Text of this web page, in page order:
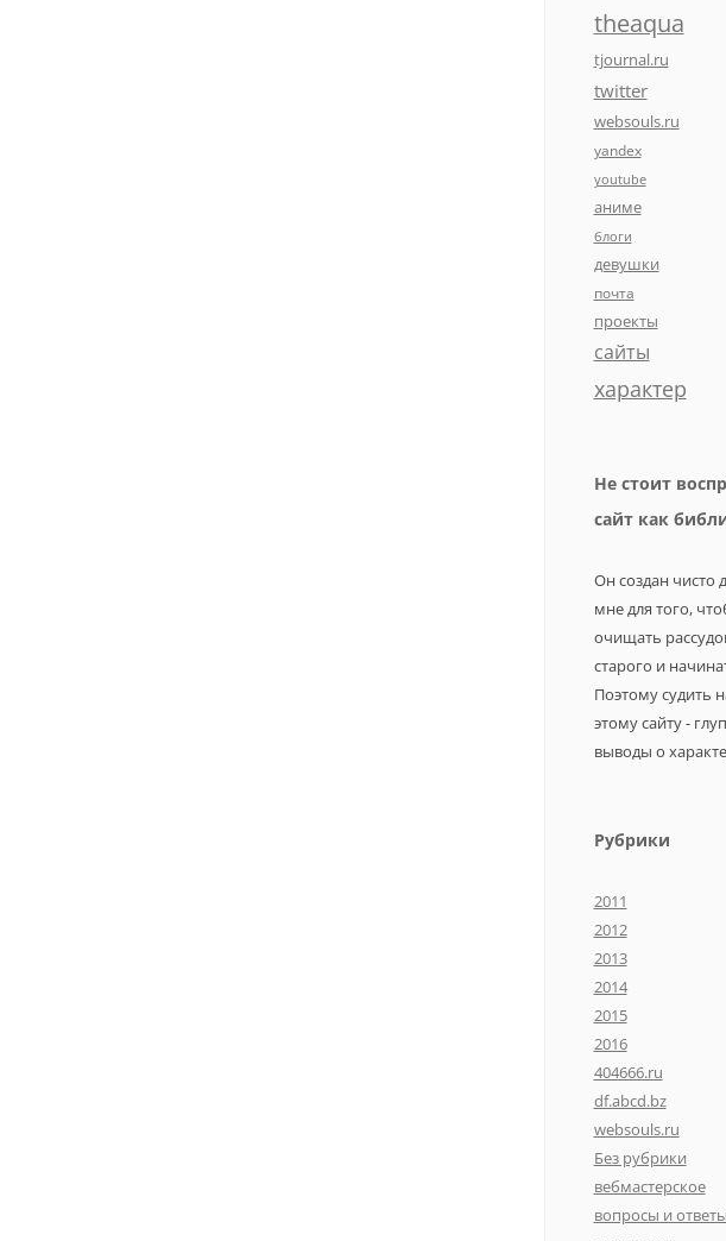
theaqua
tjournal.ru
twitter
websouls.ru
yandex
youtube
аниме
блоги
девушки
почта
проекты
сайты
характер
Не стоит
сайт как
Он создан чисто
мне для того,
очищать
старого и
Поэтому судить
этому сайту -
выводы о
Рубрики
2011
2012
2013
2014
2015
2016
404666.ru
df.abcd.bz
websouls.ru
Без рубрики
вебмастерское
вопросы и ответы